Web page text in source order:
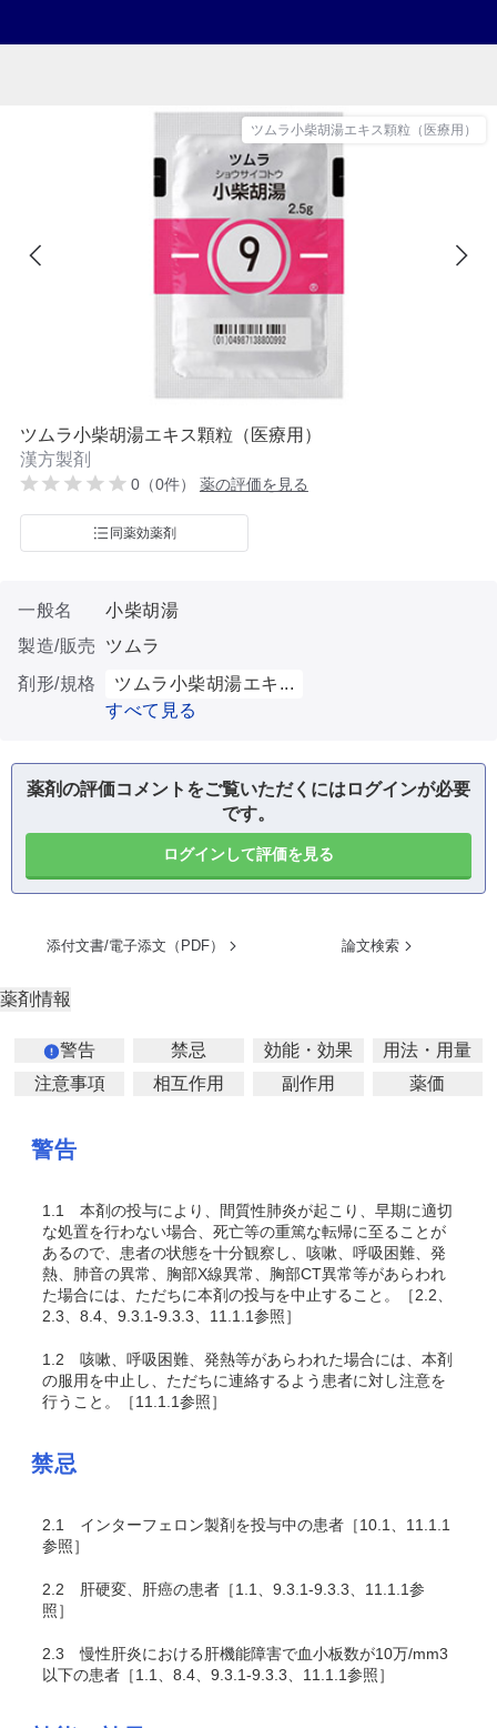
ツムラ小柴胡湯エキス顆粒（医療用）
ツムラ小柴胡湯エキス顆粒（医療用）
漢方製剤
0（0件） 薬の評価を見る
同薬効薬剤
一般名
小柴胡湯
製造/販売
ツムラ
剤形/規格
ツムラ小柴胡湯エキ...
すべて見る
薬剤の評価コメントをご覧いただくにはログインが必要
です。
ログインして評価を見る
添付文書/電子添文（PDF） 論文検索
薬剤情報
警告 禁忌 効能・効果
用法・用量
注意事項
相互作用 副作用 薬価
警告
1.1
本剤の投与により、間質性肺炎が起こり、早期に適切
な処置を行わない場合、死亡等の重篤な転帰に至ることが
あるので、患者の状態を十分観察し、咳嗽、呼吸困難、発
熱、肺音の異常、胸部X線異常、胸部CT異常等があらわれ
た場合には、ただちに本剤の投与を中止すること。［2.2、
2.3、8.4、9.3.1-9.3.3、11.1.1参照］
1.2 咳嗽、呼吸困難、発熱等があらわれた場合には、本剤
の服用を中止し、ただちに連絡するよう患者に対し注意を
行うこと。［11.1.1参照］
禁忌
2.1
インターフェロン製剤を投与中の患者［10.1、11.1.1
参照］
2.2 肝硬変、肝癌の患者［1.1、9.3.1-9.3.3、11.1.1参
照］
2.3 慢性肝炎における肝機能障害で血小板数が10万/mm3
以下の患者［1.1、8.4、9.3.1-9.3.3、11.1.1参照］